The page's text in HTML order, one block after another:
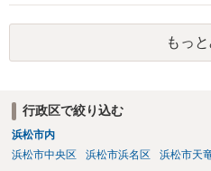
方に再委任の権限を付与しておくと
士に直接ご相談されることをお勧め
もっ
行政区で絞り込む
浜松市内
浜松市中央区
浜松市浜名区 浜松市天